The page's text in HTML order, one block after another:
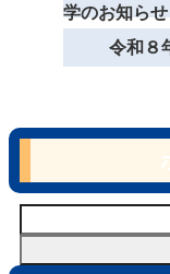
学のお知らせ
令和８